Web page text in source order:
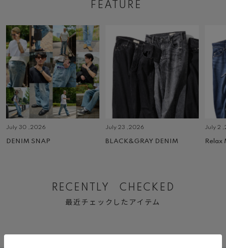
FEATURE
July 30 ,2026
DENIM SNAP
July 23 ,2026
BLACK&GRAY DENIM
July 2
Relax
RECENTLY CHECKED
最近チェックしたアイテム